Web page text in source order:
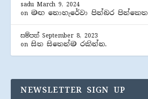
sadu March 9, 2024
on මඟ නොහැරේවා පින්බර පින්කෙත
සම්පත් September 8, 2023
onසිත සිතෙන්ම රකින්න.
NEWSLETTER SIGN UP